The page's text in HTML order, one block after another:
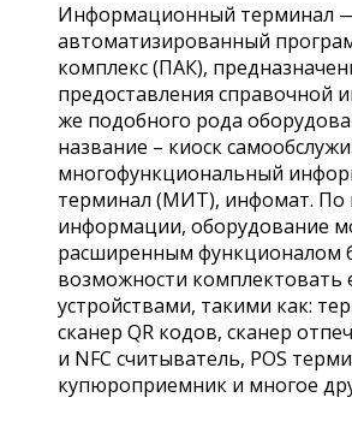
Информационный терминал
автоматизированный
комплекс (ПАК),
предоставления справочной
же подобного рода
название – киоск
многофункциональный
терминал (МИТ), инфомат. По
информации, оборудование
расширенным функционалом
возможности комплектовать
устройствами, такими как:
сканер QR кодов, сканер
и NFC считыватель, POS
купюроприемник и многое